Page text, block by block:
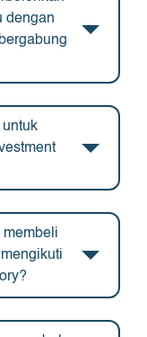
dengan
untuk
membeli